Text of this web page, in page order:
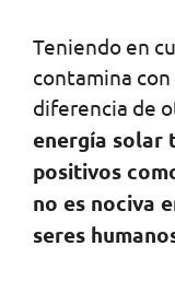
Teniendo en
contamina
diferencia de
energía solar
positivos
no es nociva
seres